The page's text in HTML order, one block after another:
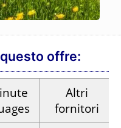
offre:
Altri
fornitori